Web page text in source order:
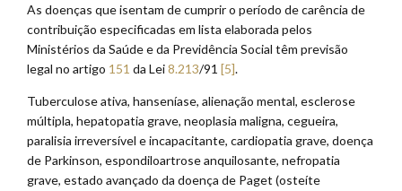
As doenças que isentam de cumprir o período de carência de
contribuição especificadas em lista elaborada pelos
Ministérios da Saúde e da Previdência Social têm previsão
legal no artigo 151 da Lei8.213/91 [5].
Tuberculose ativa, hanseníase, alienação mental, esclerose
múltipla, hepatopatia grave, neoplasia maligna, cegueira,
paralisia irreversível e incapacitante, cardiopatia grave, doença
de Parkinson, espondiloartrose anquilosante, nefropatia
grave, estado avançado da doença de Paget (osteíte